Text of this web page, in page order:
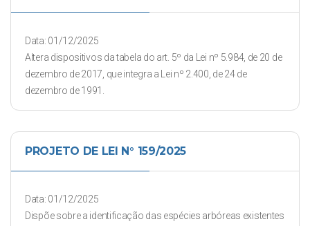
Data: 01/12/2025
Altera dispositivos da tabela do art. 5º da Lei nº 5.984, de 20 de
dezembro de 2017, que integra a Lei nº 2.400, de 24 de
dezembro de 1991.
PROJETO DE LEI N° 159/2025
Data: 01/12/2025
Dispõe sobre a identificação das espécies arbóreas existentes